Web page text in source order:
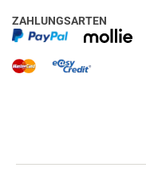
ZAHLUNGSARTEN